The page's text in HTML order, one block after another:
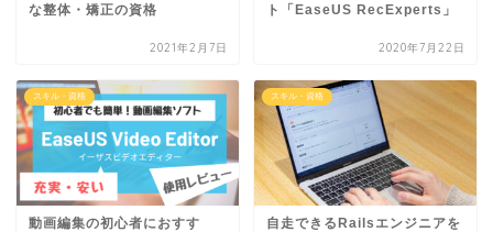
な整体・矯正の資格
2021年2月7日
ト「EaseUS RecExperts」
2020年7月22日
スキル・資格
動画編集の初心者におすす
スキル・資格
自走できるRailsエンジニアを